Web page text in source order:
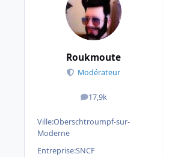
Roukmoute
Modérateur
17,9k
messages
Ville:Oberschtroumpf-sur-
Moderne
Entreprise:SNCF